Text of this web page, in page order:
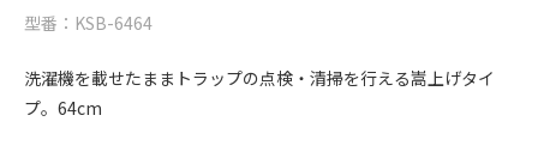
型番：KSB-6464
洗濯機を載せたままトラップの点検・清掃を行える嵩上げタイ
プ。64cm